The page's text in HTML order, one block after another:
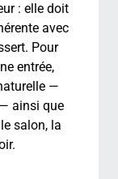
: elle doit
avec
Pour
entrée,
—
ainsi que
salon, la